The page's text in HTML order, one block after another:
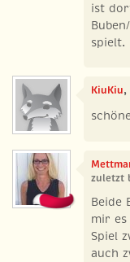
ist
spielt.
KiuKiu,
zuletzt
Beide
mir es
Spiel
auch